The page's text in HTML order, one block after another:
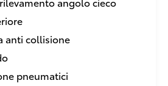
anti collisione
pneumatici